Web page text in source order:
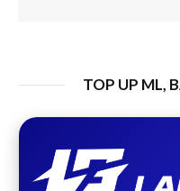
TOP UP ML,